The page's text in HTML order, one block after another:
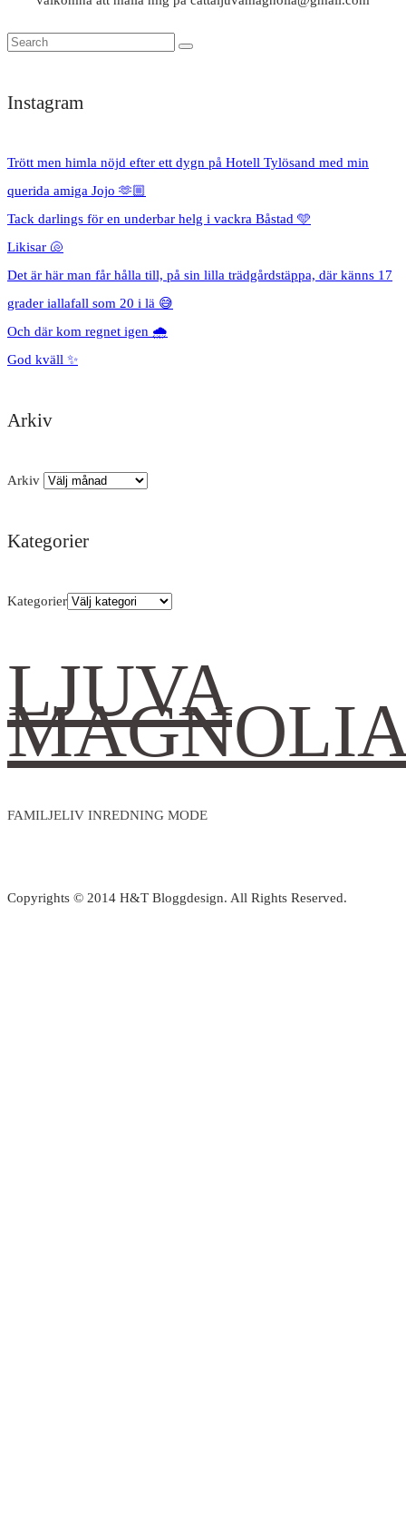
Instagram
Trött men himla nöjd efter ett dygn på Hotell Tylösand med min
querida amiga Jojo 🫶🏼
Tack darlings för en underbar helg i vackra Båstad 🩵
Likisar 🐚
Det är här man får hålla till, på sin lilla trädgårdstäppa, där känns 17
grader iallafall som 20 i lä 😅
Och där kom regnet igen 🌧️
God kväll ✨
Arkiv
Arkiv
Kategorier
Kategorier
LJUVA
FAMILJELIV INREDNING MODE
Copyrights © 2014 H&T Bloggdesign. All Rights Reserved.